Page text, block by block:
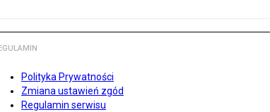
Polityka Prywatności
Zmiana ustawień zgód
Regulamin serwisu